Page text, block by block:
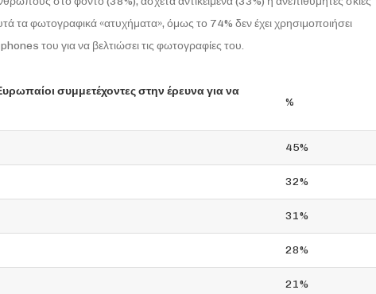
τα φωτογραφικά «ατυχήματα», όμως το 74% δεν έχει χρησιμοποιήσει
του για να βελτιώσει τις φωτογραφίες του.
συμμετέχοντες στην έρευνα για να
%
45%
32%
31%
28%
21%